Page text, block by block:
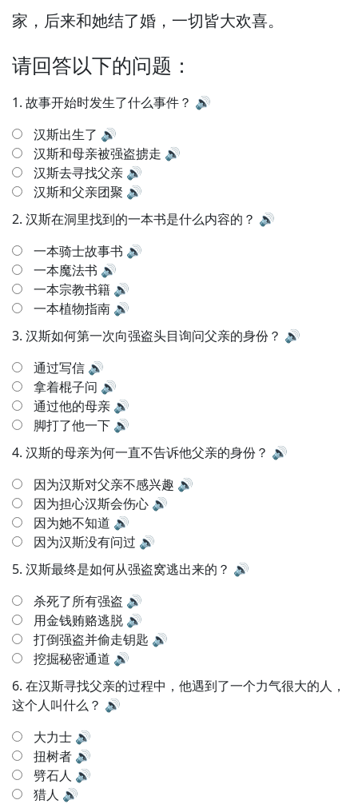
家， 后来和她结了婚， 一切皆大欢喜。
请回答以下的问题：
1. 故事开始时发生了什么事件？ 🔊
汉斯出生了 🔊
汉斯和母亲被强盗掳走 🔊
汉斯去寻找父亲 🔊
汉斯和父亲团聚 🔊
2. 汉斯在洞里找到的一本书是什么内容的？ 🔊
一本骑士故事书 🔊
一本魔法书 🔊
一本宗教书籍 🔊
一本植物指南 🔊
3. 汉斯如何第一次向强盗头目询问父亲的身份？ 🔊
通过写信 🔊
拿着棍子问 🔊
通过他的母亲 🔊
脚打了他一下 🔊
4. 汉斯的母亲为何一直不告诉他父亲的身份？ 🔊
因为汉斯对父亲不感兴趣 🔊
因为担心汉斯会伤心 🔊
因为她不知道 🔊
因为汉斯没有问过 🔊
5. 汉斯最终是如何从强盗窝逃出来的？ 🔊
杀死了所有强盗 🔊
用金钱贿赂逃脱 🔊
打倒强盗并偷走钥匙 🔊
挖掘秘密通道 🔊
6. 在汉斯寻找父亲的过程中，他遇到了一个力气很大的人，
这个人叫什么？ 🔊
大力士 🔊
扭树者 🔊
劈石人 🔊
猎人 🔊